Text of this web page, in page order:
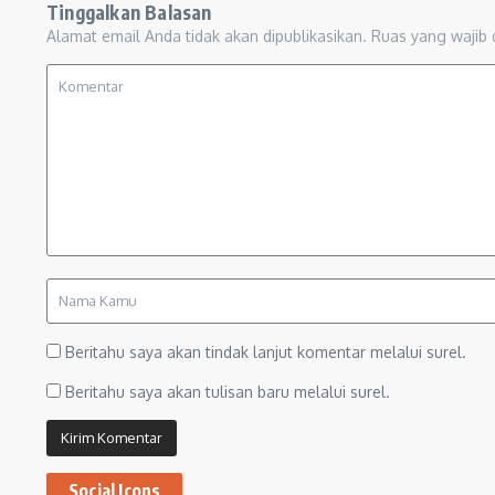
Tinggalkan Balasan
Alamat email Anda tidak akan dipublikasikan. Ruas yang wajib
Beritahu saya akan tindak lanjut komentar melalui surel.
Beritahu saya akan tulisan baru melalui surel.
Social Icons